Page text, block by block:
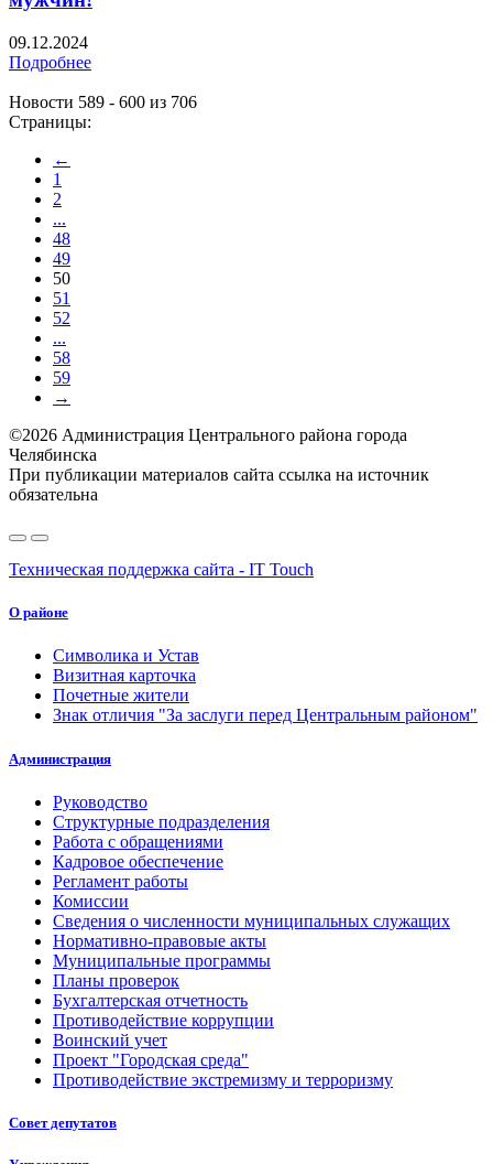
09.12.2024
Подробнее
Новости 589 - 600 из 706
Страницы:
←
1
2
...
48
49
50
51
52
...
58
59
→
©2026 Администрация Центрального района города
Челябинска
При публикации материалов сайта ссылка на источник
обязательна
Техническая поддержка сайта - IT Touch
О районе
Символика и Устав
Визитная карточка
Почетные жители
Знак отличия "За заслуги перед Центральным районом"
Администрация
Руководство
Структурные подразделения
Работа с обращениями
Кадровое обеспечение
Регламент работы
Комиссии
Сведения о численности муниципальных служащих
Нормативно-правовые акты
Муниципальные программы
Планы проверок
Бухгалтерская отчетность
Противодействие коррупции
Воинский учет
Проект "Городская среда"
Противодействие экстремизму и терроризму
Совет депутатов